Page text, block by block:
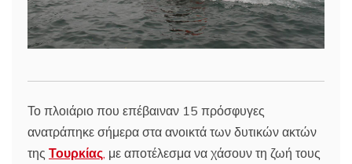
Το πλοιάριο που επέβαιναν 15 πρόσφυγες
ανατράπηκε σήμερα στα ανοικτά των δυτικών ακτών
της Τουρκίας, με αποτέλεσμα να χάσουν τη ζωή τους